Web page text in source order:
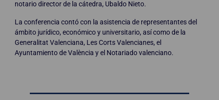
notario director de la cátedra, Ubaldo Nieto.
La conferencia contó con la asistencia de representantes del
ámbito jurídico, económico y universitario, así como de la
Generalitat Valenciana, Les Corts Valencianes, el
Ayuntamiento de València y el Notariado valenciano.